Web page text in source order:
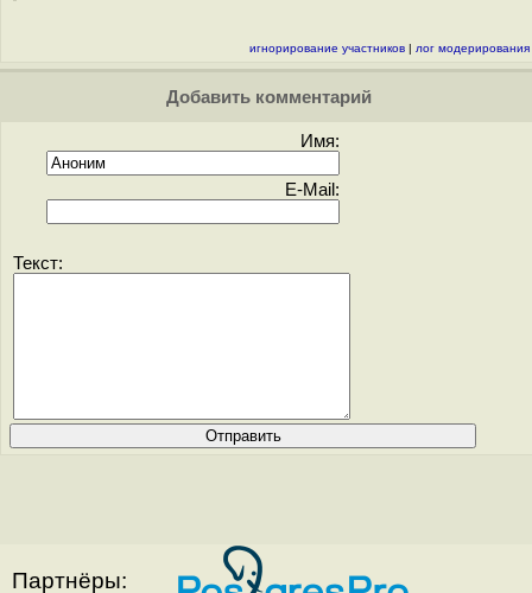
игнорирование участников | лог модерирования
Добавить комментарий
Имя:
E-Mail:
Текст:
Партнёры: